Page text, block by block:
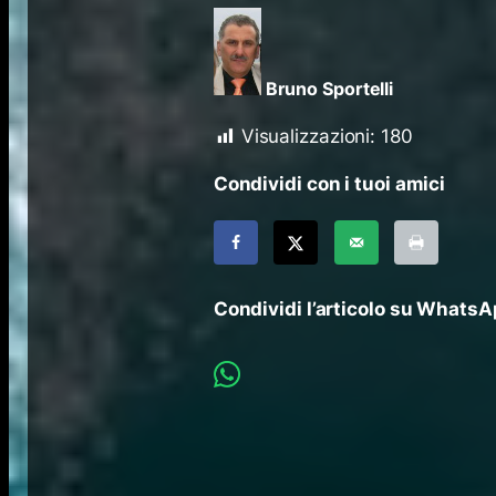
Bruno Sportelli
Visualizzazioni: 180
Condividi con i tuoi amici
Condividi l’articolo su